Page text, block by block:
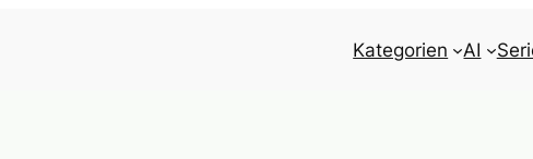
Kategorien AI